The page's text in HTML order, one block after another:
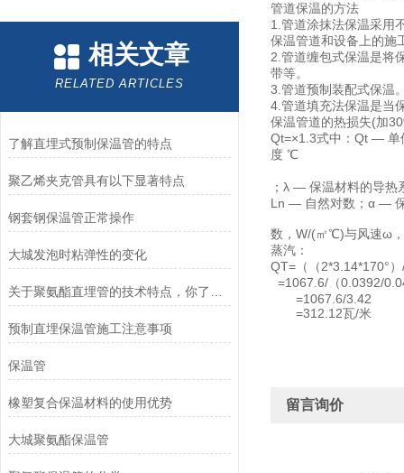
相关文章
RELATED ARTICLES
了解直埋式预制保温管的特点
聚乙烯夹克管具有以下显著特点
钢套钢保温管正常操作
大城发泡时粘弹性的变化
预制直埋保温管施工注意事项
保温管
橡塑复合保温材料的使用优势
大城聚氨酯保温管
管道保温的方法
1.管道涂抹法保温采用
保温管道和设备上的施
2.管道缠包式保温是将
带等。
3.管道预制装配式保温
4.管道填充法保温是当
保温管道的热损失(加
Qt=×1.3式中：Qt — 单
度 ℃
；λ — 保温材料的导
Ln — 自然对数；α —
数，W/(㎡℃)与风速ω
蒸汽：
QT=（（2*3.14*170°
=1067.6/（0.0392/
=1067.6/3.42
=312.12瓦/米
留言询价